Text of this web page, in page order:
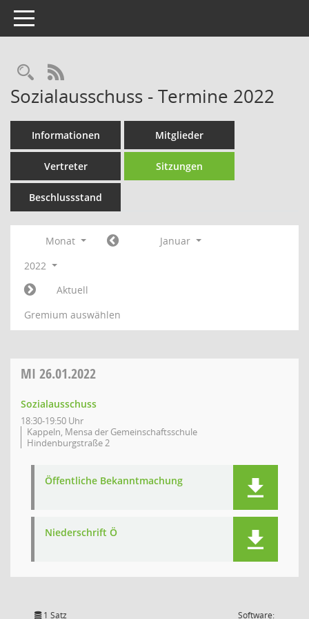
Toggle navigation
Rechercheauswahl
RSS-Feed
Sozialausschuss - Termine 2022
Informationen Mitglieder
Vertreter Sitzungen
Beschlussstand
Monat
Januar
2022
Aktuell
Gremium auswählen
MI 26.01.2022
Sozialausschuss
18:30-19:50 Uhr
Kappeln, Mensa der Gemeinschaftsschule
Hindenburgstraße 2
Öffentliche Bekanntmachung
Niederschrift Ö
1 Satz Software: